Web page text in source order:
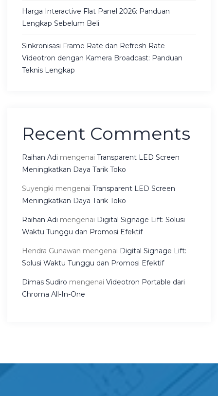
Harga Interactive Flat Panel 2026: Panduan
Lengkap Sebelum Beli
Sinkronisasi Frame Rate dan Refresh Rate
Videotron dengan Kamera Broadcast: Panduan
Teknis Lengkap
Recent Comments
Raihan Adi mengenai Transparent LED Screen
Meningkatkan Daya Tarik Toko
Suyengki mengenai Transparent LED Screen
Meningkatkan Daya Tarik Toko
Raihan Adi mengenai Digital Signage Lift: Solusi
Waktu Tunggu dan Promosi Efektif
Hendra Gunawan mengenai Digital Signage Lift:
Solusi Waktu Tunggu dan Promosi Efektif
Dimas Sudiro mengenai Videotron Portable dari
Chroma All-In-One